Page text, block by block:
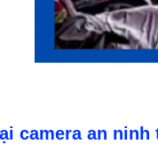
camera an